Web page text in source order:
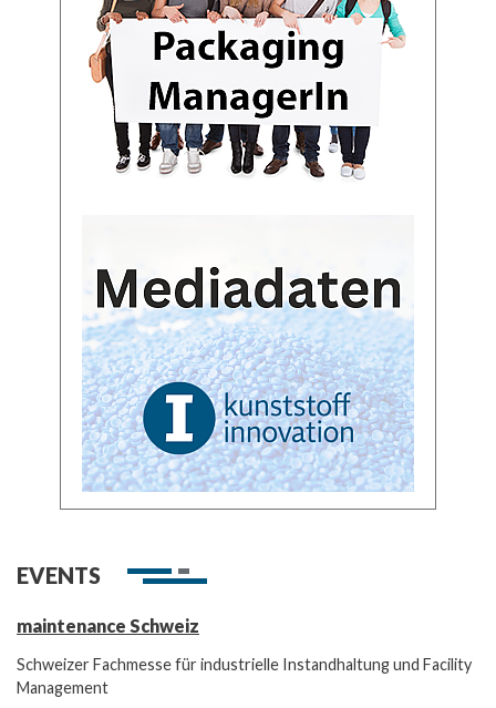
EVENTS
maintenance Schweiz
Schweizer Fachmesse für industrielle Instandhaltung und Facility
Management